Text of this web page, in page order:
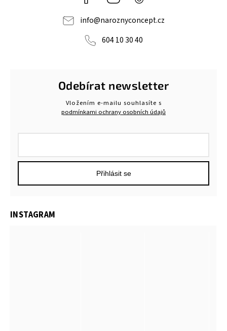
info@naroznyconcept.cz
604 10 30 40
Odebírat newsletter
Vložením e-mailu souhlasíte s
podmínkami ochrany osobních údajů
Přihlásit se
INSTAGRAM